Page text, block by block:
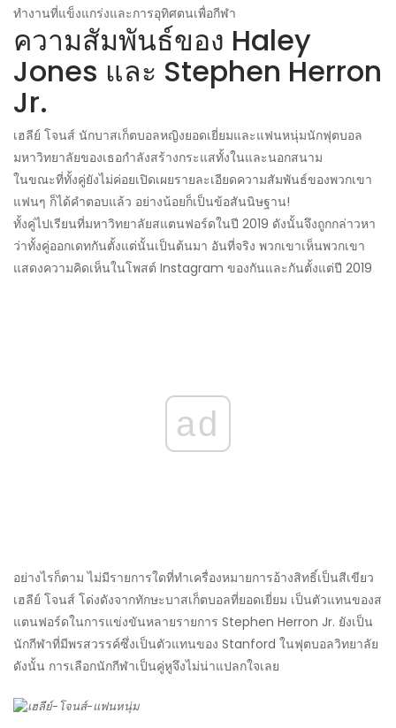
ทำงานที่แข็งแกร่งและการอุทิศตนเพื่อกีฬา
ความสัมพันธ์ของ Haley
Jones และ Stephen Herron
Jr.
เฮลีย์ โจนส์ นักบาสเก็ตบอลหญิงยอดเยี่ยมและแฟนหนุ่มนักฟุตบอล
มหาวิทยาลัยของเธอกำลังสร้างกระแสทั้งในและนอกสนาม
ในขณะที่ทั้งคู่ยังไม่ค่อยเปิดเผยรายละเอียดความสัมพันธ์ของพวกเขา
แฟนๆ ก็ได้คำตอบแล้ว อย่างน้อยก็เป็นข้อสันนิษฐาน!
ทั้งคู่ไปเรียนที่มหาวิทยาลัยสแตนฟอร์ดในปี 2019 ดังนั้นจึงถูกกล่าวหา
ว่าทั้งคู่ออกเดทกันตั้งแต่นั้นเป็นต้นมา อันที่จริง พวกเขาเห็นพวกเขา
แสดงความคิดเห็นในโพสต์ Instagram ของกันและกันตั้งแต่ปี 2019
ad
อย่างไรก็ตาม ไม่มีรายการใดที่ทำเครื่องหมายการอ้างสิทธิ์เป็นสีเขียว
เฮลีย์ โจนส์ โด่งดังจากทักษะบาสเก็ตบอลที่ยอดเยี่ยม เป็นตัวแทนของส
แตนฟอร์ดในการแข่งขันหลายรายการ Stephen Herron Jr. ยังเป็น
นักกีฬาที่มีพรสวรรค์ซึ่งเป็นตัวแทนของ Stanford ในฟุตบอลวิทยาลัย
ดังนั้น การเลือกนักกีฬาเป็นคู่หูจึงไม่น่าแปลกใจเลย